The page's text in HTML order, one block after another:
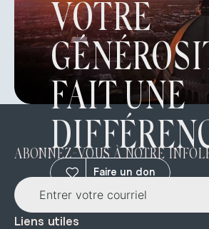
VOTRE
FAIT UNE
Faire un don
ABONNEZ-VOUS À NOTRE
Liens utiles